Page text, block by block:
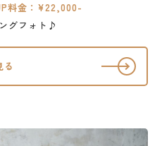
料金：¥22,000-
グフォト♪
る